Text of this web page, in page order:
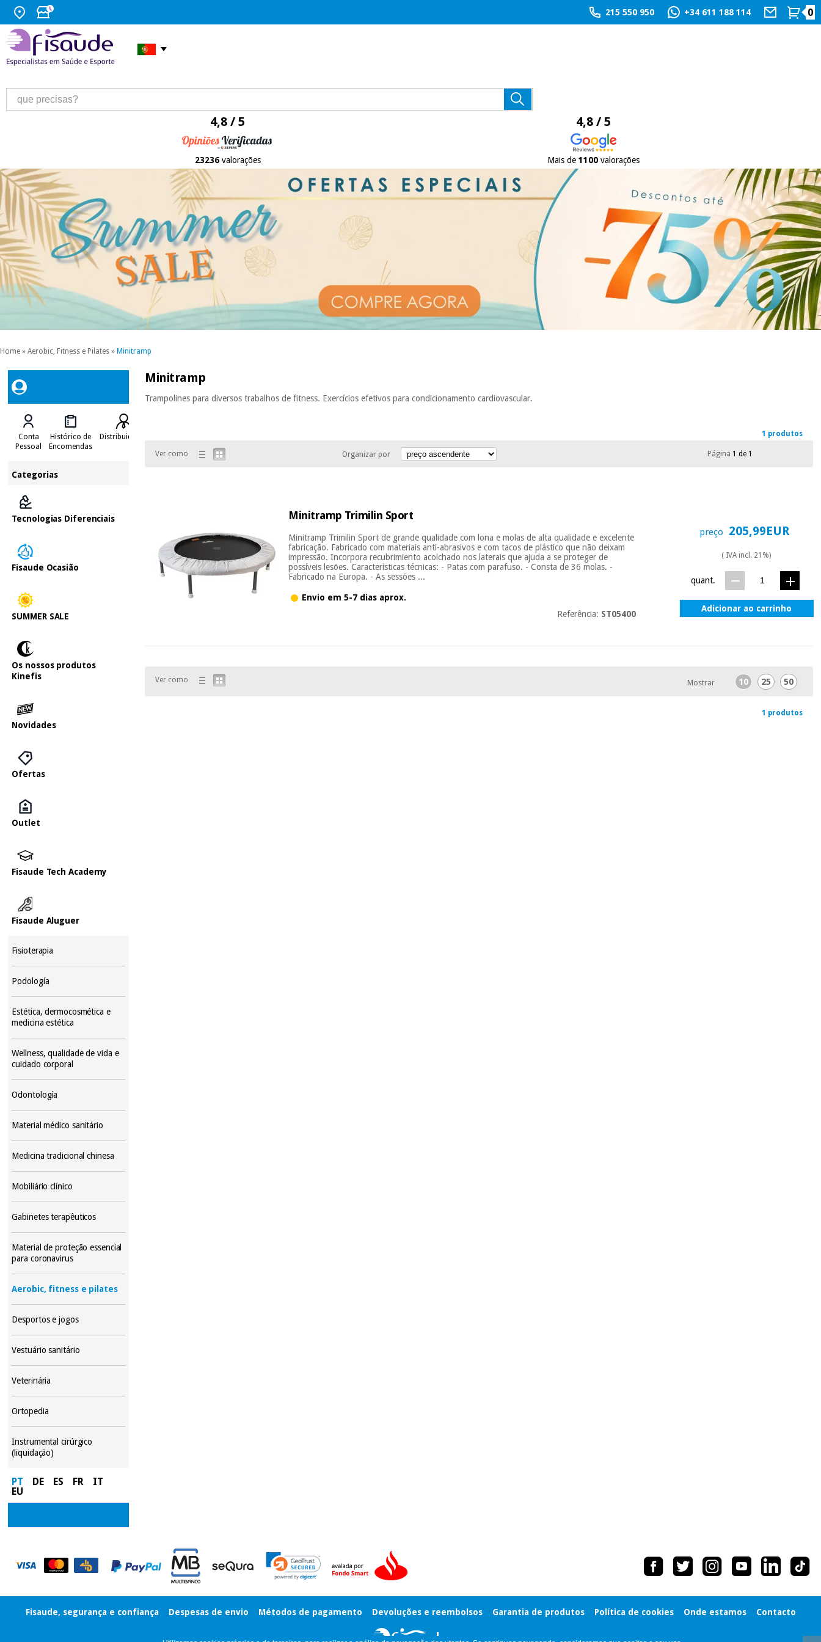
215 550 950 +34 611 188 114 0
4,8 / 5
23236valorações
4,8 / 5
Mais de 1100valorações
Home » Aerobic, Fitness e Pilates » Minitramp
Conta
Pessoal
Histórico de
Encomendas
Distribuidores
Categorias
Tecnologias Diferenciais
Fisaude Ocasião
SUMMER SALE
Os nossos produtos
Kinefis
Novidades
Ofertas
Outlet
Fisaude Tech Academy
Fisaude Aluguer
Fisioterapia
Podología
Estética, dermocosmética e
medicina estética
Wellness, qualidade de vida e
cuidado corporal
Odontología
Material médico sanitário
Medicina tradicional chinesa
Mobiliário clínico
Gabinetes terapêuticos
Material de proteção essencial
para coronavirus
Aerobic, fitness e pilates
Desportos e jogos
Vestuário sanitário
Veterinária
Ortopedia
Instrumental cirúrgico
(liquidação)
PT DE ES FR
IT
EU
Minitramp
Trampolines para diversos trabalhos de fitness. Exercícios efetivos para condicionamento cardiovascular.
1 produtos
Ver como Organizar por Página 1 de 1
Minitramp Trimilin Sport
Minitramp Trimilin Sport de grande qualidade com lona e molas de alta qualidade e excelente
fabricação. Fabricado com materiais anti-abrasivos e com tacos de plástico que não deixam
impressão. Incorpora recubrimiento acolchado nos laterais que ajuda a se proteger de
possíveis lesões. Características técnicas: - Patas com parafuso. - Consta de 36 molas. -
Fabricado na Europa. - As sessões ...
Envio em 5-7 dias aprox.
Referência: ST05400
preço 205,99EUR
( IVA incl. 21%)
quant.
Adicionar ao carrinho
Ver como Mostrar 10 25 50
1 produtos
Fisaude, segurança e confiança Despesas de envio Métodos de pagamento Devoluções e reembolsos Garantia de produtos Política de cookies Onde estamos Contacto